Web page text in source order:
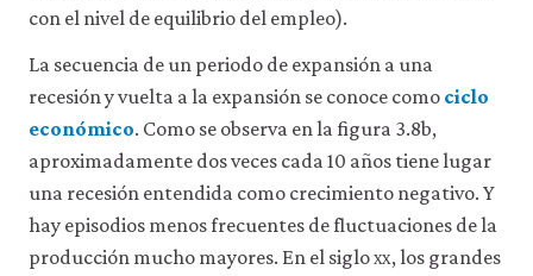
con el nivel de equilibrio del empleo).
La secuencia de un periodo de expansión a una
recesión y vuelta a la expansión se conoce como ciclo
económico. Como se observa en la figura 3.8b,
aproximadamente dos veces cada 10 años tiene lugar
una recesión entendida como crecimiento negativo. Y
hay episodios menos frecuentes de fluctuaciones de la
producción mucho mayores. En el sigloxx, los grandes